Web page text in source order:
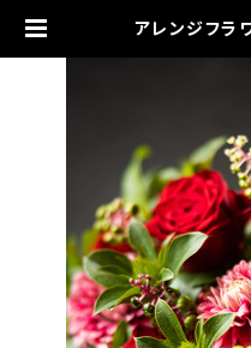
アレンジフラ